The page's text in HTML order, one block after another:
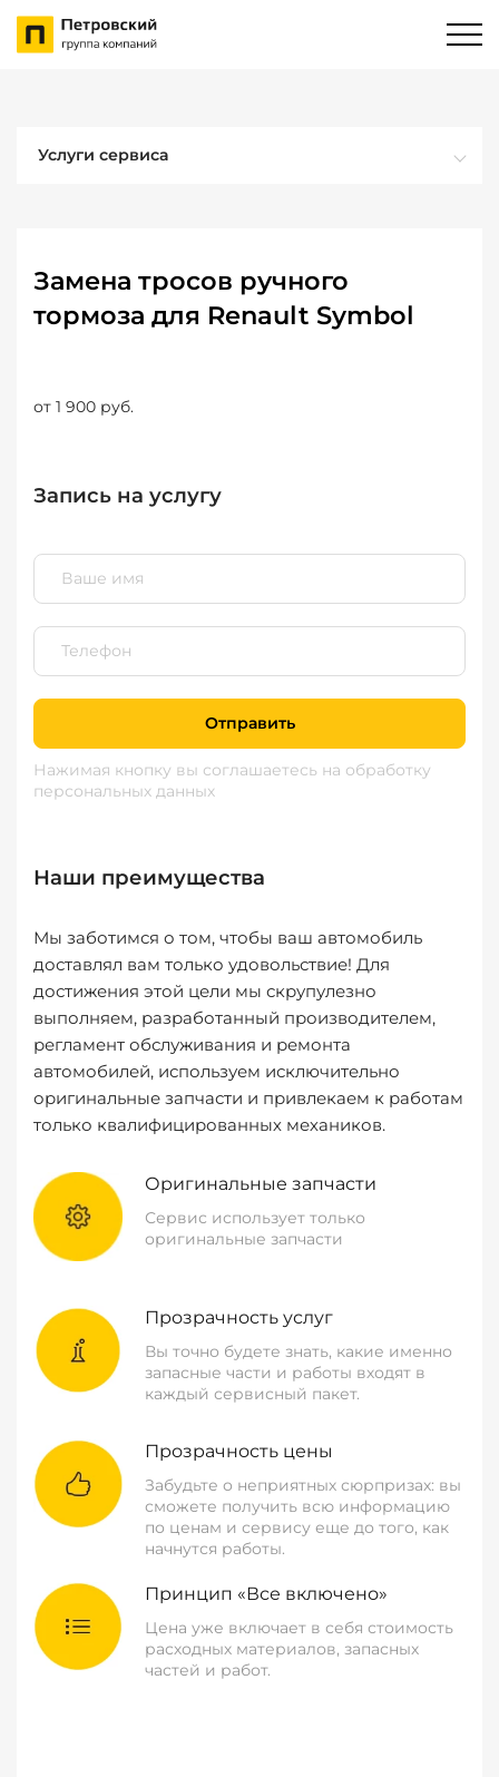
Услуги сервиса
Замена тросов ручного
тормоза для Renault Symbol
от 1 900 руб.
Запись на услугу
Отправить
Нажимая кнопку вы соглашаетесь на обработку
персональных данных
Наши преимущества
Мы заботимся о том, чтобы ваш автомобиль
доставлял вам только удовольствие! Для
достижения этой цели мы скрупулезно
выполняем, разработанный производителем,
регламент обслуживания и ремонта
автомобилей, используем исключительно
оригинальные запчасти и привлекаем к работам
только квалифицированных механиков.
Оригинальные запчасти
Сервис использует только
оригинальные запчасти
Прозрачность услуг
Вы точно будете знать, какие именно
запасные части и работы входят в
каждый сервисный пакет.
Прозрачность цены
Забудьте о неприятных сюрпризах: вы
сможете получить всю информацию
по ценам и сервису еще до того, как
начнутся работы.
Принцип «Все включено»
Цена уже включает в себя стоимость
расходных материалов, запасных
частей и работ.